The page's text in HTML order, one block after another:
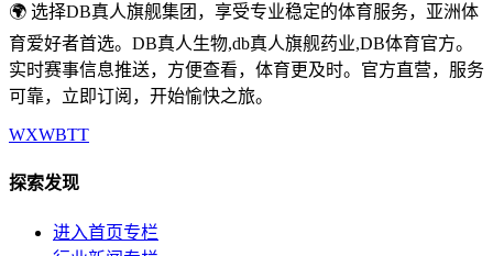
🌍 选择DB真人旗舰集团，享受专业稳定的体育服务，亚洲体
育爱好者首选。DB真人生物,db真人旗舰药业,DB体育官方。
实时赛事信息推送，方便查看，体育更及时。官方直营，服务
可靠，立即订阅，开始愉快之旅。
WXWBTT
探索发现
进入首页专栏